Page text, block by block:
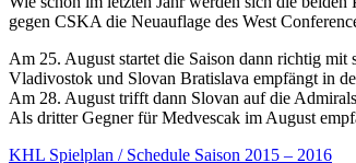
gegen CSKA die Neuauflage des West
Am 25. August startet die Saison dann richtig mit
Vladivostok und Slovan Bratislava empfängt in
Am 28. August trifft dann Slovan auf die
Als dritter Gegner für Medvescak im August
KHL Spielplan / Schedule Saison 2015 – 2016